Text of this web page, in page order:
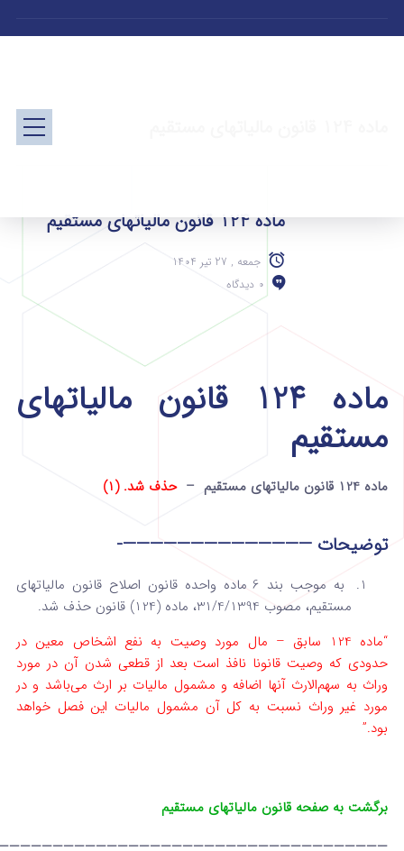
ماده 124 قانون مالیاتهای مستقیم
جمعه , 27 تیر 1404
0 دیدگاه
ماده 124 قانون مالیاتهای
مستقیم
ماده 124 قانون مالیاتهای مستقیم – حذف شد. (1)
توضیحات ——————————————-
به موجب بند 6 ماده واحده قانون اصلاح قانون مالیات­های
مستقیم، مصوب 31/4/1394، ماده (124) قانون حذف شد.
“ماده 124 سابق – مال مورد وصیت به نفع اشخاص معین در
حدودی که وصیت قانونا نافذ است بعد از قطعی شدن آن در مورد
وراث به سهم‌الارث آنها‌ اضافه و مشمول مالیات بر ارث می‌باشد و در
مورد غیر وراث نسبت به کل آن مشمول مالیات این فصل خواهد
بود.”
برگشت به صفحه قانون مالیاتهای مستقیم